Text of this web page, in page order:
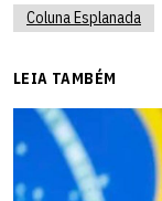
Coluna Esplanada
LEIA TAMBÉM